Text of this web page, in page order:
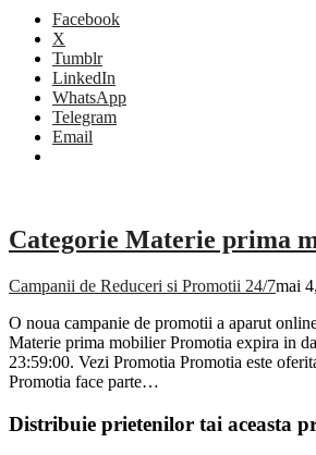
Facebook
X
Tumblr
LinkedIn
WhatsApp
Telegram
Email
Categorie Materie prima
Campanii de Reduceri si Promotii 24/7mai
O noua campanie de promotii a aparut
Materie prima mobilier Promotia expira in
23:59:00. Vezi Promotia Promotia este
Promotia face parte…
Distribuie prietenilor tai aceasta